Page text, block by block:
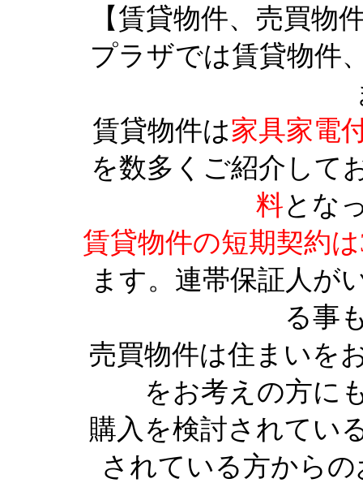
【賃貸物件、売買物
プラザでは賃貸物件
賃貸物件は家具家電
を数多くご紹介して
料とな
賃貸物件の短期契約
ます。連帯保証人が
る事
売買物件は住まいを
をお考えの方に
購入を検討されてい
されている方から